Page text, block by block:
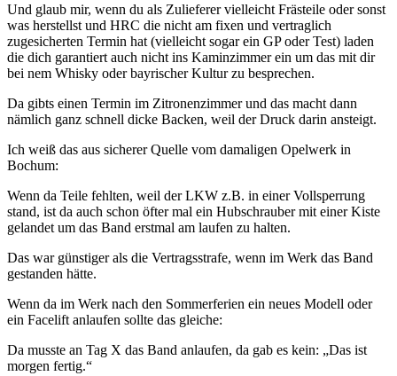
Und glaub mir, wenn du als Zulieferer vielleicht Frästeile oder sonst
was herstellst und HRC die nicht am fixen und vertraglich
zugesicherten Termin hat (vielleicht sogar ein GP oder Test) laden
die dich garantiert auch nicht ins Kaminzimmer ein um das mit dir
bei nem Whisky oder bayrischer Kultur zu besprechen.
Da gibts einen Termin im Zitronenzimmer und das macht dann
nämlich ganz schnell dicke Backen, weil der Druck darin ansteigt.
Ich weiß das aus sicherer Quelle vom damaligen Opelwerk in
Bochum:
Wenn da Teile fehlten, weil der LKW z.B. in einer Vollsperrung
stand, ist da auch schon öfter mal ein Hubschrauber mit einer Kiste
gelandet um das Band erstmal am laufen zu halten.
Das war günstiger als die Vertragsstrafe, wenn im Werk das Band
gestanden hätte.
Wenn da im Werk nach den Sommerferien ein neues Modell oder
ein Facelift anlaufen sollte das gleiche:
Da musste an Tag X das Band anlaufen, da gab es kein: „Das ist
morgen fertig.“